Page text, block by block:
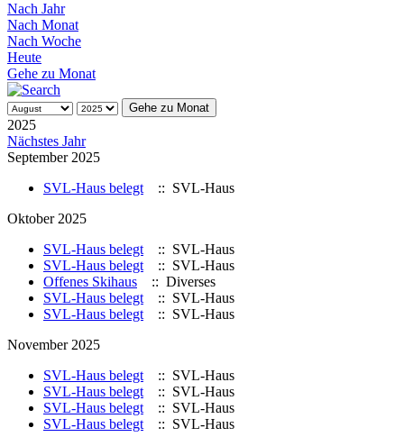
Nach Jahr
Nach Monat
Nach Woche
Heute
Gehe zu Monat
Gehe zu Monat
2025
Nächstes Jahr
September 2025
SVL-Haus belegt
:: SVL-Haus
Oktober 2025
SVL-Haus belegt
:: SVL-Haus
SVL-Haus belegt
:: SVL-Haus
Offenes Skihaus
:: Diverses
SVL-Haus belegt
:: SVL-Haus
SVL-Haus belegt
:: SVL-Haus
November 2025
SVL-Haus belegt
:: SVL-Haus
SVL-Haus belegt
:: SVL-Haus
SVL-Haus belegt
:: SVL-Haus
SVL-Haus belegt
:: SVL-Haus